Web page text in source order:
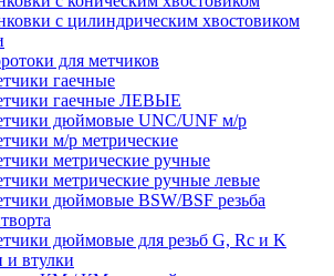
с цилиндрическим хвостовиком
для метчиков
гаечные
гаечные ЛЕВЫЕ
дюймовые UNC/UNF м/р
м/р метрические
метрические ручные
метрические ручные левые
дюймовые BSW/BSF резьба
дюймовые для резьб G, Rc и K
и втулки